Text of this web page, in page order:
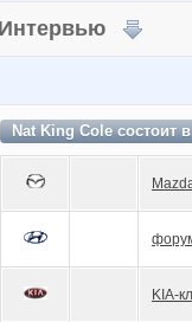
Интервью
Nat King Cole состоит
KIA-